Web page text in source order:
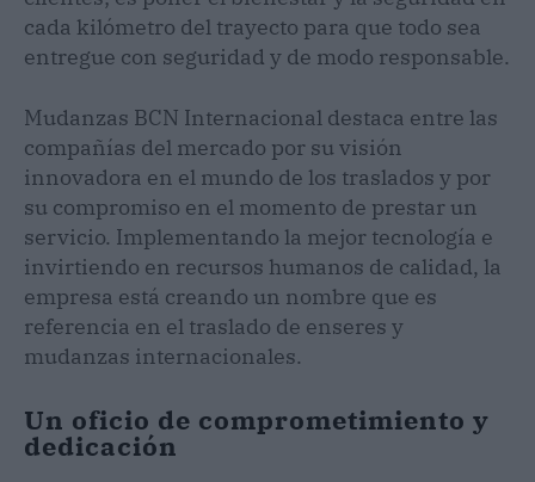
cada kilómetro del trayecto para que todo sea
entregue con seguridad y de modo responsable.
Mudanzas BCN Internacional destaca entre las
compañías del mercado por su visión
innovadora en el mundo de los traslados y por
su compromiso en el momento de prestar un
servicio. Implementando la mejor tecnología e
invirtiendo en recursos humanos de calidad, la
empresa está creando un nombre que es
referencia en el traslado de enseres y
mudanzas internacionales.
Un oficio de comprometimiento y
dedicación